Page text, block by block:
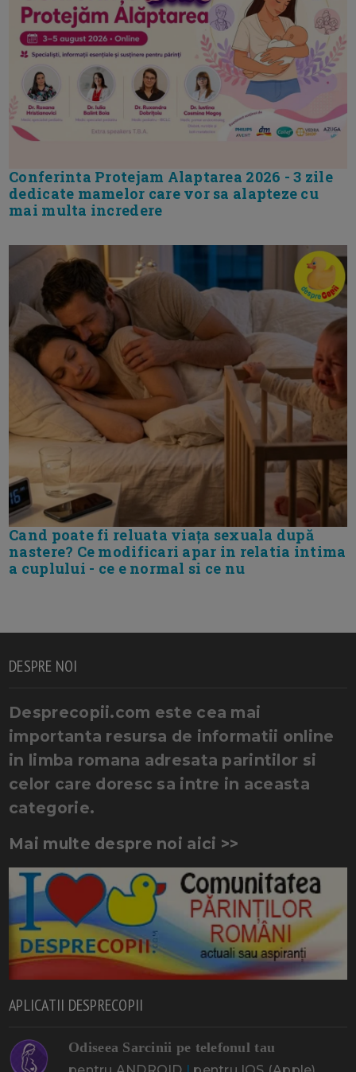
Conferinta Protejam Alaptarea 2026 - 3 zile
dedicate mamelor care vor sa alapteze cu
mai multa incredere
Cand poate fi reluata viața sexuala după
nastere? Ce modificari apar in relatia intima
a cuplului - ce e normal si ce nu
DESPRE NOI
Desprecopii.com este cea mai
importanta resursa de informatii online
in limba romana adresata parintilor si
celor care doresc sa intre in aceasta
categorie.
Mai multe despre noi aici >>
APLICATII DESPRECOPII
Odiseea Sarcinii pe telefonul tau